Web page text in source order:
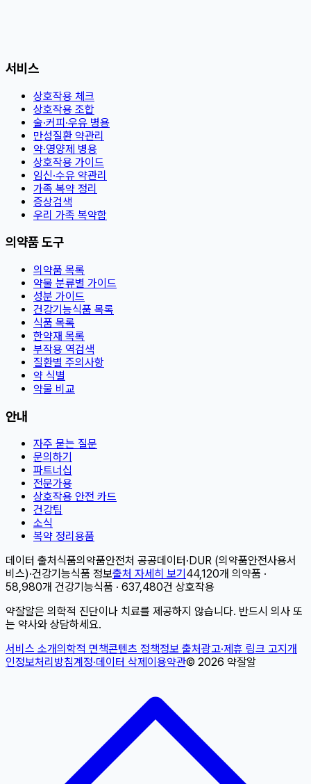
서비스
상호작용 체크
상호작용 조합
술·커피·우유 병용
만성질환 약관리
약·영양제 병용
상호작용 가이드
임신·수유 약관리
가족 복약 정리
증상검색
우리 가족 복약함
의약품 도구
의약품 목록
약물 분류별 가이드
성분 가이드
건강기능식품 목록
식품 목록
한약재 목록
부작용 역검색
질환별 주의사항
약 식별
약물 비교
안내
자주 묻는 질문
문의하기
파트너십
전문가용
상호작용 안전 카드
건강팁
소식
복약 정리용품
데이터 출처 식품의약품안전처 공공데이터 · DUR (의약품안전사용서
비스)·건강기능식품 정보출처 자세히 보기 44,120개 의약품 ·
58,980개 건강기능식품 · 637,480건 상호작용
약잘알은 의학적 진단이나 치료를 제공하지 않습니다. 반드시 의사 또
는 약사와 상담하세요.
서비스 소개의학적 면책콘텐츠 정책정보 출처광고·제휴 링크 고지 개
인정보처리방침계정·데이터 삭제 이용약관© 2026 약잘알